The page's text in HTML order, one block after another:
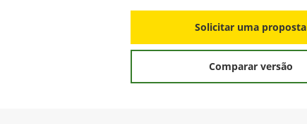
Solicitar uma proposta
Comparar versão